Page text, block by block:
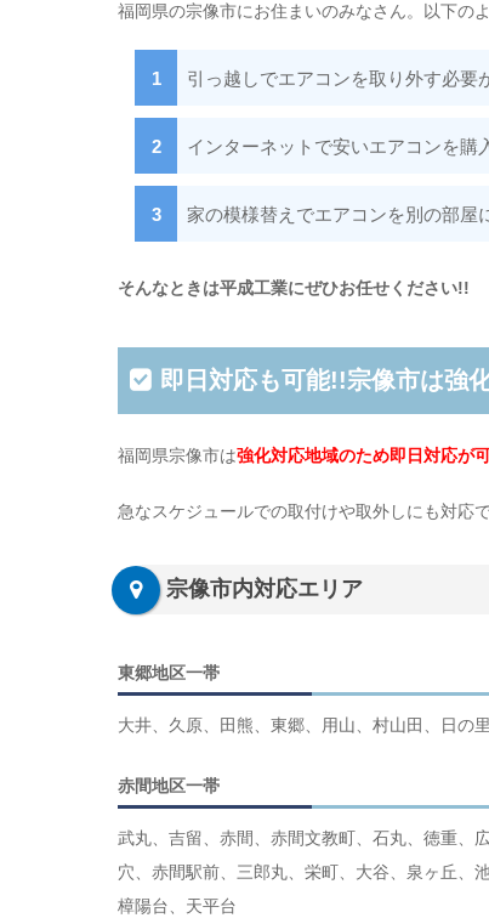
福岡県の宗像市にお住まいのみなさん。以下の
引っ越しでエアコンを取り外す必要
インターネットで安いエアコンを購
家の模様替えでエアコンを別の部屋
そんなときは平成工業にぜひお任せください!!
即日対応も可能!!宗像市は強
福岡県宗像市は強化対応地域のため即日対応が
急なスケジュールでの取付けや取外しにも対応
宗像市内対応エリア
東郷地区一帯
大井、久原、田熊、東郷、用山、村山田、日の
赤間地区一帯
武丸、吉留、赤間、赤間文教町、石丸、徳重、
穴、赤間駅前、三郎丸、栄町、大谷、泉ヶ丘、
樟陽台、天平台